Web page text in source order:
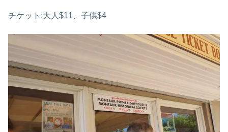
チケット:大人$11、子供$4